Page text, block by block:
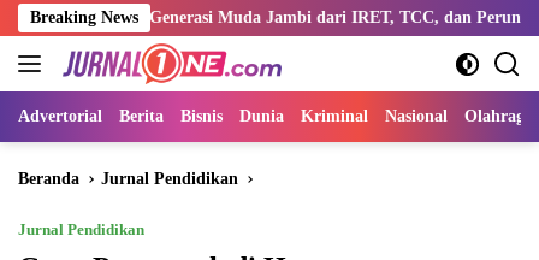
Langsung
ke
konten
Breaking News
Generasi Muda Jambi dari IRET, TCC, dan Perundungan
Advertorial Berita Bisnis Dunia Kriminal Nasional Olahraga
Beranda Jurnal Pendidikan
Jurnal Pendidikan